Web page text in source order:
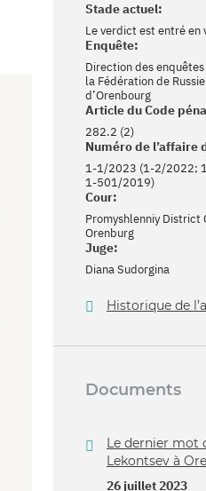
Stade actuel:
Le verdict est entré en
Enquête:
Direction des
la Fédération de
d’Orenbourg
Article du Code
282.2 (2)
Numéro de l’affaire
1-1/2023 (1-2/2022;
1-501/2019)
Cour:
Promyshlenniy District
Orenburg
Juge:
Diana Sudorgina
Historique de
Documents
Le dernier mot
Lekontsev à
26 juillet 2023